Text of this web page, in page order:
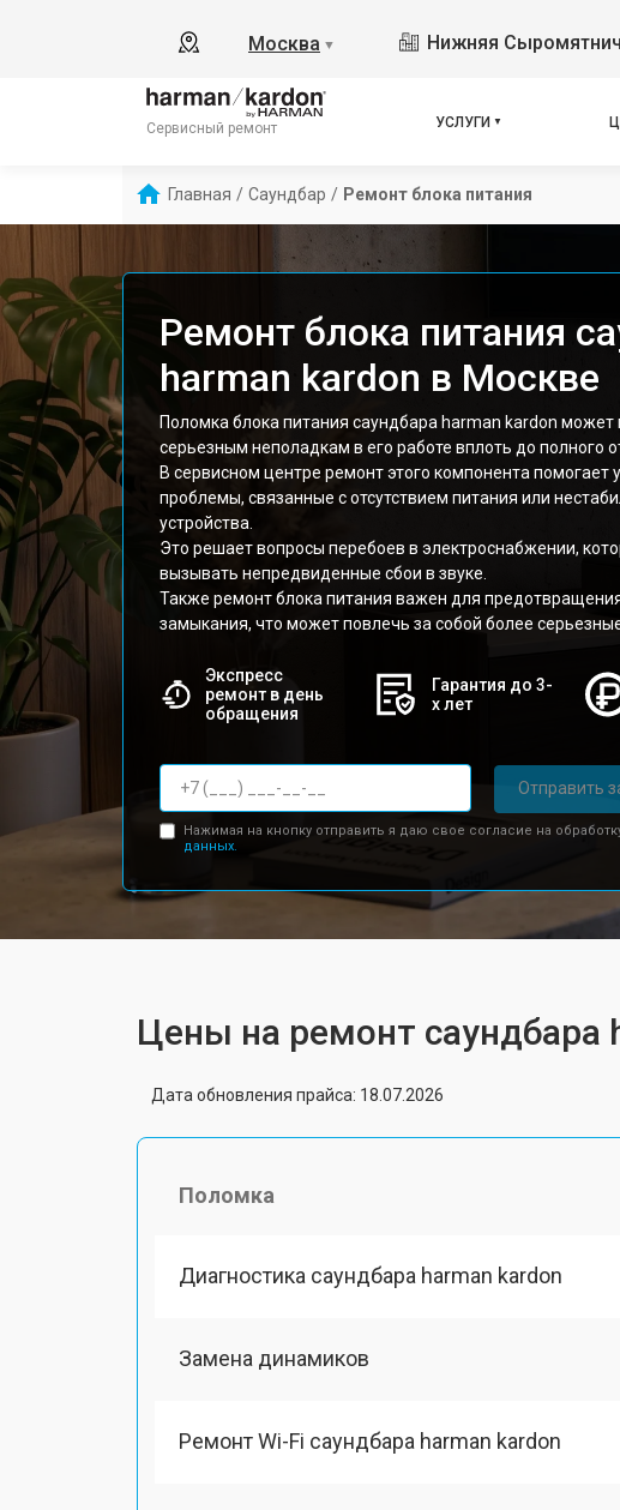
Москва ▼ Нижняя
Сервисный ремонт УСЛУГИ
Главная / Саундбар / Ремонт блока питания
Ремонт блока питания
harman kardon в Москве
Поломка блока питания саундбара harman kardon может
серьезным неполадкам в его работе вплоть до полного
В сервисном центре ремонт этого компонента помогает
проблемы, связанные с отсутствием питания или
устройства.
Это решает вопросы перебоев в электроснабжении,
вызывать непредвиденные сбои в звуке.
Также ремонт блока питания важен для
замыкания, что может повлечь за собой более
Экспресс
ремонт в день
обращения
Гарантия до 3-
х лет
Отправить
Нажимая на кнопку отправить я даю свое согласие на
данных.
Цены на ремонт саундбара
Дата обновления прайса: 18.07.2026
Поломка
Диагностика саундбара harman kardon
Замена динамиков
Ремонт Wi-Fi саундбара harman kardon